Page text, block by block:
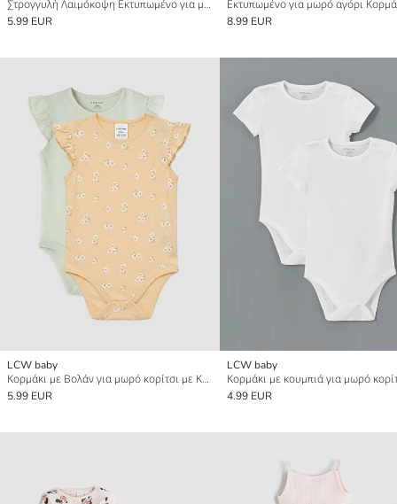
Στρογγυλή Λαιμόκοψη Εκτυπωμένο για μωρό αγόρι Κορμάκι με Κουμπιά 2-Πακέτο
5.99 EUR
8.99 EUR
LCW baby
Κορμάκι με Βολάν για μωρό κορίτσι με Κουμπιά 2 Τεμάχια
5.99 EUR
LCW baby
4.99 EUR